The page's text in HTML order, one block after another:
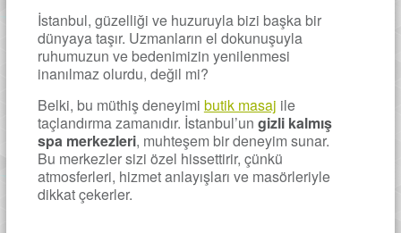
İstanbul, güzelliği ve huzuruyla bizi başka bir
dünyaya taşır. Uzmanların el dokunuşuyla
ruhumuzun ve bedenimizin yenilenmesi
inanılmaz olurdu, değil mi?
Belki, bu müthiş deneyimi butik masaj ile
taçlandırma zamanıdır. İstanbul’un gizli kalmış
spa merkezleri, muhteşem bir deneyim sunar.
Bu merkezler sizi özel hissettirir, çünkü
atmosferleri, hizmet anlayışları ve masörleriyle
dikkat çekerler.